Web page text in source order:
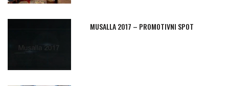
MUSALLA 2017 – PROMOTIVNI SPOT